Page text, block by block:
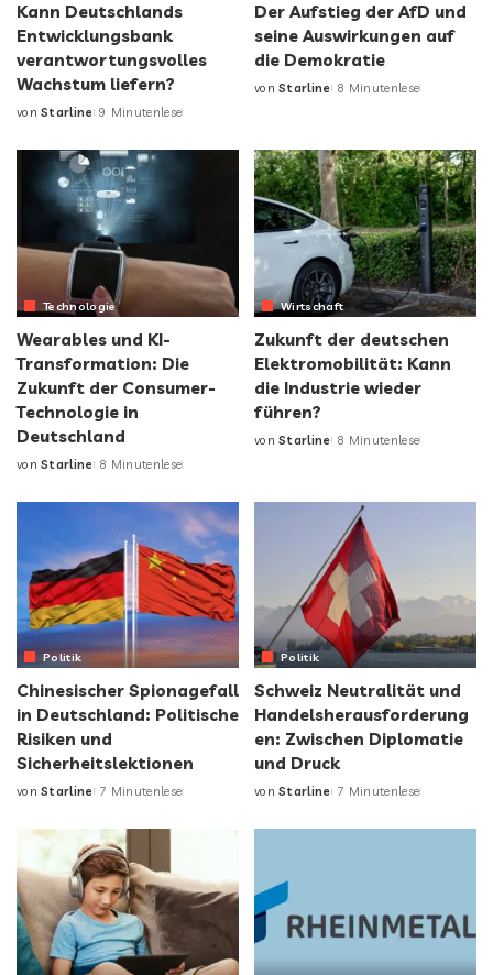
Kann Deutschlands
Entwicklungsbank
verantwortungsvolles
Wachstum liefern?
von Starline 9 Minutenlese
Der Aufstieg der AfD und
seine Auswirkungen auf
die Demokratie
von Starline 8 Minutenlese
Technologie
Wearables und KI-
Transformation: Die
Zukunft der Consumer-
Technologie in
Deutschland
von Starline 8 Minutenlese
Wirtschaft
Zukunft der deutschen
Elektromobilität: Kann
die Industrie wieder
führen?
von Starline 8 Minutenlese
Politik
Chinesischer Spionagefall
in Deutschland: Politische
Risiken und
Sicherheitslektionen
von Starline 7 Minutenlese
Politik
Schweiz Neutralität und
Handelsherausforderung
en: Zwischen Diplomatie
und Druck
von Starline 7 Minutenlese